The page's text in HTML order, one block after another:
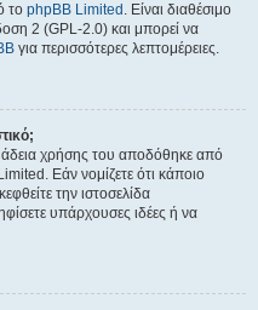
το phpBB Limited . Είναι διαθέσιμο
2 (GPL-2.0) και μπορεί να
για περισσότερες λεπτομέρειες.
χρήσης του αποδόθηκε από
Εάν νομίζετε ότι κάποιο
την ιστοσελίδα
υπάρχουσες ιδέες ή να